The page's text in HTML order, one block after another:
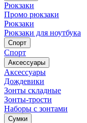
Рюкзаки
Промо рюкзаки
Рюкзаки
Рюкзаки для ноутбука
Спорт
Спорт
Аксессуары
Аксессуары
Дождевики
Зонты складные
Зонты-трости
Наборы с зонтами
Сумки